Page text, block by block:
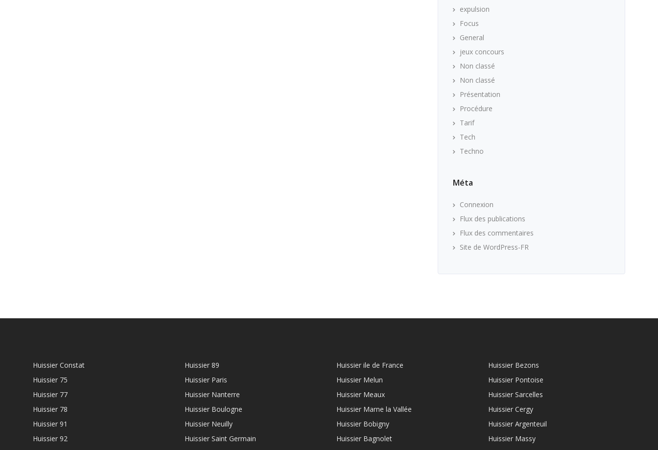
expulsion
Focus
General
jeux concours
Non classé
Non classé
Présentation
Procédure
Tarif
Tech
Techno
Méta
Connexion
Flux des publications
Flux des commentaires
Site de WordPress-FR
Huissier Constat
Huissier 75
Huissier 77
Huissier 78
Huissier 91
Huissier 92
Huissier 89
Huissier Paris
Huissier Nanterre
Huissier Boulogne
Huissier Neuilly
Huissier Saint Germain
Huissier ile de France
Huissier Melun
Huissier Meaux
Huissier Marne la Vallée
Huissier Bobigny
Huissier Bagnolet
Huissier Bezons
Huissier Pontoise
Huissier Sarcelles
Huissier Cergy
Huissier Argenteuil
Huissier Massy